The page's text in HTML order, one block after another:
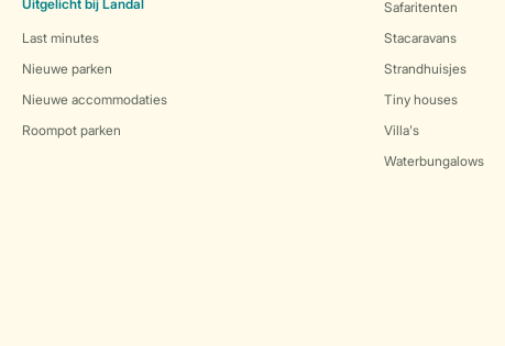
Uitgelicht bij Landal
Last minutes
Nieuwe parken
Nieuwe accommodaties
Roompot parken
Safaritenten
Stacaravans
Strandhuisjes
Tiny houses
Villa's
Waterbungalows